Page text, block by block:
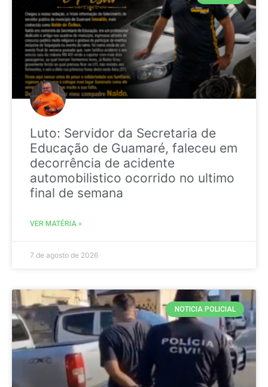
Luto: Servidor da Secretaria de
Educação de Guamaré, faleceu em
decorrência de acidente
automobilistico ocorrido no ultimo
final de semana
VER MATÉRIA »
7 de agosto de 2026
NOTICIA POLICIAL